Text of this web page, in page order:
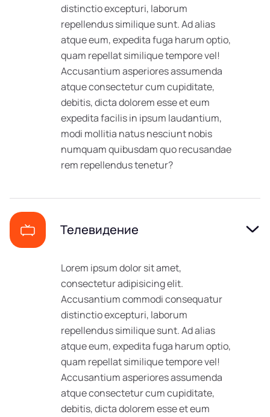
distinctio excepturi, laborum
repellendus similique sunt. Ad alias
atque eum, expedita fuga harum optio,
quam repellat similique tempore vel!
Accusantium asperiores assumenda
atque consectetur cum cupiditate,
debitis, dicta dolorem esse et eum
expedita facilis in ipsum laudantium,
modi mollitia natus nesciunt nobis
numquam quibusdam quo recusandae
rem repellendus tenetur?
Телевидение
Lorem ipsum dolor sit amet,
consectetur adipisicing elit.
Accusantium commodi consequatur
distinctio excepturi, laborum
repellendus similique sunt. Ad alias
atque eum, expedita fuga harum optio,
quam repellat similique tempore vel!
Accusantium asperiores assumenda
atque consectetur cum cupiditate,
debitis, dicta dolorem esse et eum